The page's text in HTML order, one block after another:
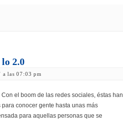
2.0
a las 07:03 pm
el boom de las redes sociales, éstas han
conocer gente hasta unas más
para aquellas personas que se